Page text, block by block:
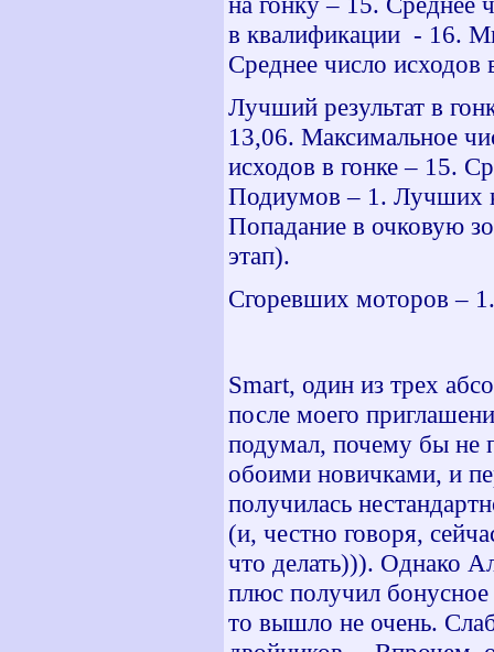
в квалификации - 16.
Среднее число
Лучший результат в
13,06. Максимальное
исходов в гонке – 15.
Подиумов – 1. Лучших
Попадание в очковую
этап).
Сгоревших моторов –
Smart, один из трех
после моего
подумал, почему бы не
обоими новичками, и
получилась
(и, честно говоря,
что делать))). Однако
плюс получил бонусное
то вышло не очень.